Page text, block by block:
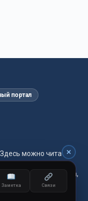
портал
можно читать
проза, поэзия,
удобная читалка,
Заметка Связи